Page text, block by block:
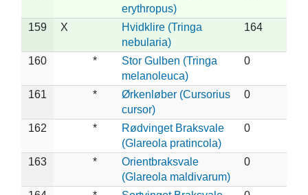
erythropus)
159 X
Hvidklire (Tringa
nebularia)
164
160 *
Stor Gulben (Tringa
melanoleuca)
0
161 *
Ørkenløber (Cursorius
cursor)
0
162 *
Rødvinget Braksvale
(Glareola pratincola)
0
163 *
Orientbraksvale
(Glareola maldivarum)
0